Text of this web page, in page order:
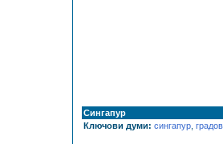
Сингапур
Ключови думи: сингапур